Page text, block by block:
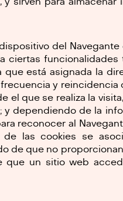
del
ciertas
está asignada la
y
el que se realiza la
dependiendo de la
reconocer al
las cookies se
de que no
que un sitio web